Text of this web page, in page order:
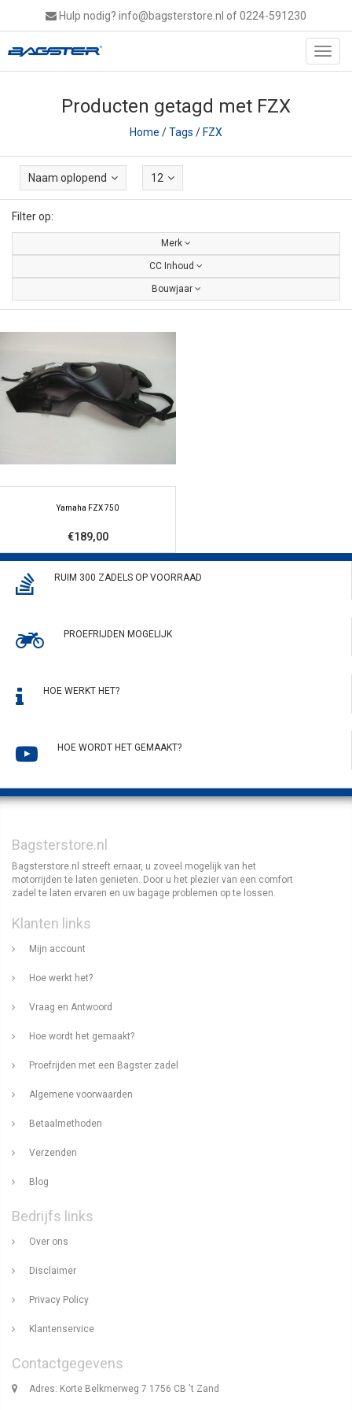
Hulp nodig? info@bagsterstore.nl of 0224-591230
Producten getagd met FZX
Home /Tags /FZX
Naam oplopend 12
Filter op:
Merk
CC Inhoud
Bouwjaar
Yamaha FZX 750
€189,00
RUIM 300 ZADELS OP VOORRAAD
PROEFRIJDEN MOGELIJK
HOE WERKT HET?
HOE WORDT HET GEMAAKT?
Bagsterstore.nl
Bagsterstore.nl streeft ernaar, u zoveel mogelijk van het
motorrijden te laten genieten. Door u het plezier van een comfort
zadel te laten ervaren en uw bagage problemen op te lossen.
Klanten links
Mijn account
Hoe werkt het?
Vraag en Antwoord
Hoe wordt het gemaakt?
Proefrijden met een Bagster zadel
Algemene voorwaarden
Betaalmethoden
Verzenden
Blog
Bedrijfs links
Over ons
Disclaimer
Privacy Policy
Klantenservice
Contactgegevens
Adres: Korte Belkmerweg 7 1756 CB 't Zand